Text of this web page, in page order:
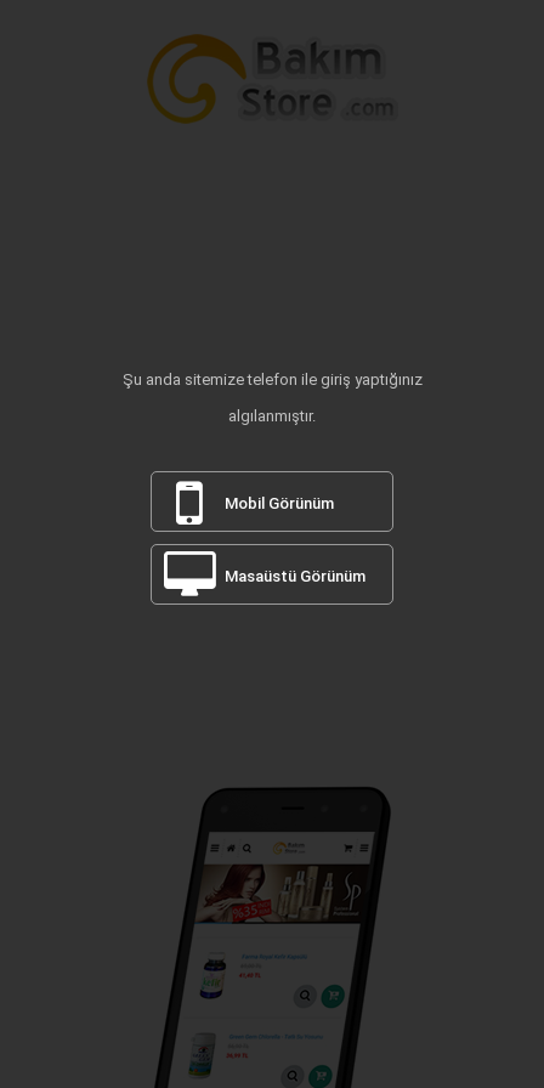
Şu anda sitemize telefon ile giriş yaptığınız
algılanmıştır.
Mobil Görünüm
Masaüstü Görünüm